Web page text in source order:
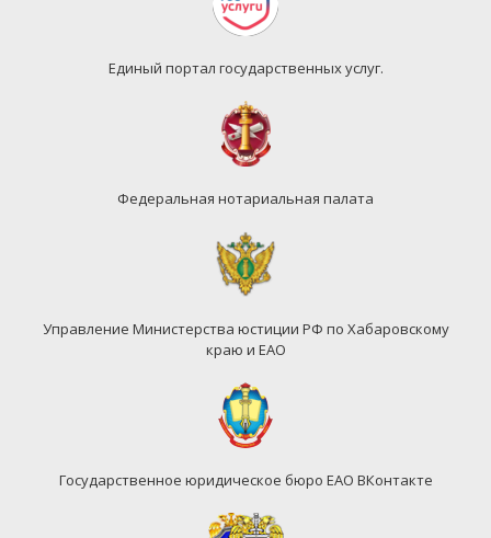
Единый портал государственных услуг.
Федеральная нотариальная палата
Управление Министерства юстиции РФ по Хабаровскому
краю и ЕАО
Государственное юридическое бюро ЕАО ВКонтакте